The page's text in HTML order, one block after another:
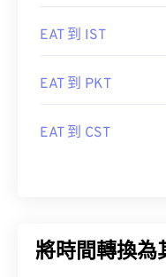
EAT 到 IST
EAT 到 PKT
EAT 到 CST
將時間轉換為